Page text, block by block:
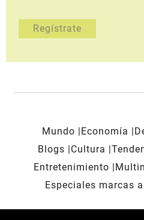
Mundo Economía
Blogs
Cultura
Entretenimiento
Especiales marcas